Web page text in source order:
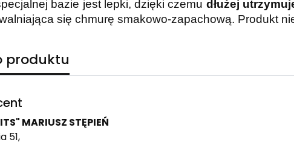
bazie jest lepki, dzięki czemu dłużej
się chmurę smakowo-zapachową. Produkt
produktu
MARIUSZ STĘPIEŃ
51,